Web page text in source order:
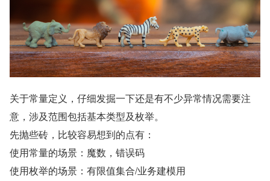
关于常量定义，仔细发掘一下还是有不少异常情况需要注
意，涉及范围包括基本类型及枚举。
先抛些砖，比较容易想到的点有：
使用常量的场景：魔数，错误码
使用枚举的场景：有限值集合/业务建模用